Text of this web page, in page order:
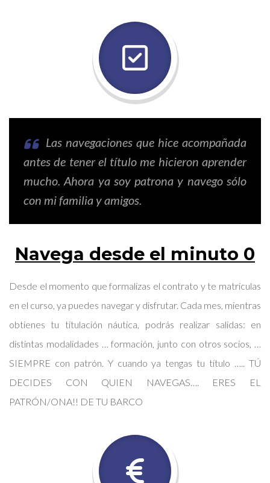
Las navegaciones que hice acompañada
antes de tener el título me hicieron aprender
mucho. Ahora ya soy patrona y navego sólo
con mi familia y amigos.
Navega desde el minuto 0
Desde el momento que formalizas el contrato y te matriculas
en el curso, ya puedes navegar y disfrutar. Cada mes, mientras
obtienes tu titulación náutica, podrás realizar salidas: en
distintas modalidades … formación, junto con otros socios, …
SIEMPRE con patrón. Y cuando ya tengas tu título ….. TÚ
DECIDES CON QUIEN NAVEGAS…. ERES EL
PATRÓN/ONA!! DE TU BARCO